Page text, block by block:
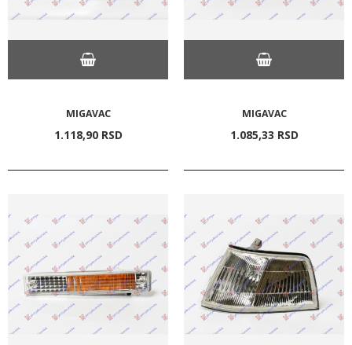
MIGAVAC
1.118,90 RSD
MIGAVAC
1.085,33 RSD